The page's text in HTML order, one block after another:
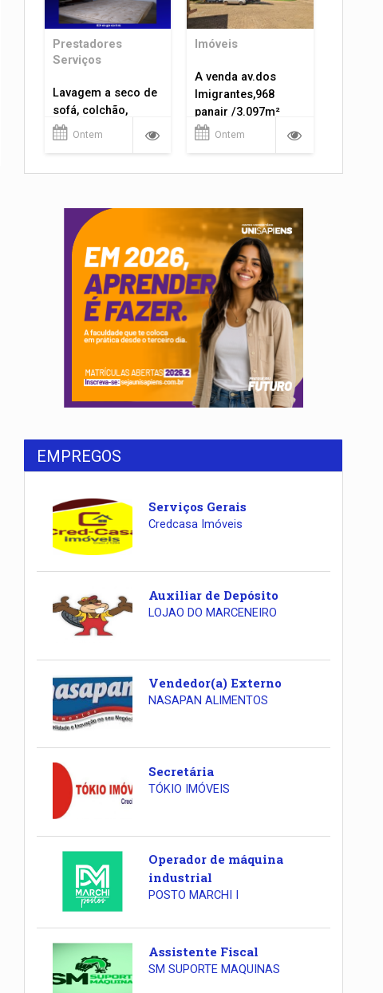
Prestadores
Serviços
Lavagem a seco de
sofá, colchão,
tapetes...
Ontem
Imóveis
A venda av.dos
Imigrantes,968
panair /3.097m²
Ontem
EMPREGOS
Serviços Gerais
Credcasa Imóveis
Auxiliar de Depósito
LOJAO DO MARCENEIRO
Vendedor(a) Externo
NASAPAN ALIMENTOS
Secretária
TÓKIO IMÓVEIS
Operador de máquina
industrial
POSTO MARCHI I
Assistente Fiscal
SM SUPORTE MAQUINAS